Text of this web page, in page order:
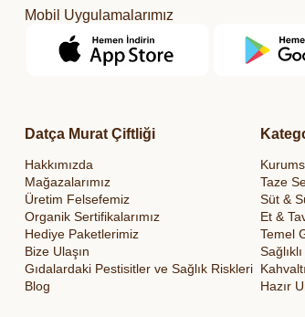
Mobil Uygulamalarımız
Datça Murat Çiftliği
Hakkımızda
Mağazalarımız
Üretim Felsefemiz
Organik Sertifikalarımız
Hediye Paketlerimiz
Bize Ulaşın
Gıdalardaki Pestisitler ve Sağlık Riskleri
Blog
Taze
Süt &
Et &
Temel
Hazır